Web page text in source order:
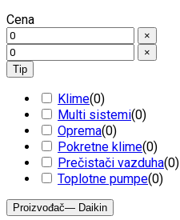
Cena
×
×
Tip
Klime(0)
Multi sistemi(0)
Oprema(0)
Pokretne klime(0)
Prečistači vazduha(0)
Toplotne pumpe(0)
Proizvođač— Daikin